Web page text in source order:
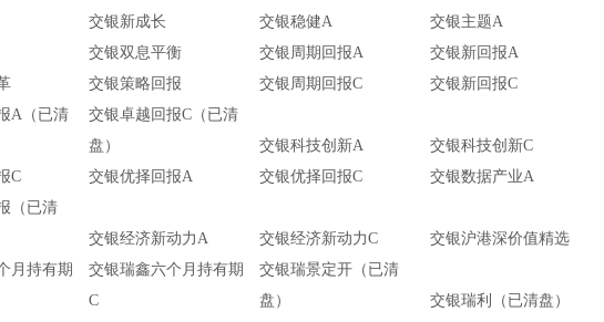
交银新成长 交银稳健A
交银主题A
交银双息平衡 交银周期回报A
交银新回报A
交银策略回报 交银周期回报C 交银新回报C
A（已清
交银卓越回报C（已清
盘）
交银科技创新A
交银科技创新C
C 交银优择回报A 交银优择回报C 交银数据产业A
（已清
交银经济新动力A 交银经济新动力C 交银沪港深价值精选
月持有期
交银瑞鑫六个月持有期
C
交银瑞景定开（已清
盘）
交银瑞利（已清盘）